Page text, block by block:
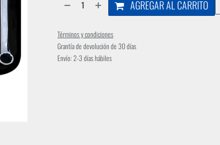
AGREGAR AL CARRITO
Términos y condiciones
Grantía de devolución de 30 días
Envío: 2-3 días hábiles